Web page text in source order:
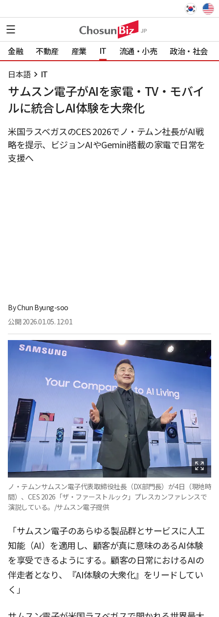
金融 不動産 産業 IT 流通・小売 政治・社会
日本語 IT
サムスン電子がAIを家電・TV・モバイ
ルに統合しAI体験を大衆化
米国ラスベガスのCES 2026でノ・テムン社長がAI戦
略を提示、ビジョンAIやGemini搭載の家電で日常を
支援へ
ByChun Byung-soo
公開 2026.01.05. 12:01
ノ・テムンサムスン電子代表取締役社長（DX部門長）が4日（現地時
間）、CES 2026「ザ・ファーストルック」プレスカンファレンスで
演説している。/サムスン電子提供
「サムスン電子のあらゆる製品群とサービスに人工
知能（AI）を適用し、顧客が真に意味のあるAI体験
を享受できるようにする。顧客の日常におけるAIの
伴走者となり、『AI体験の大衆化』をリードしてい
く」